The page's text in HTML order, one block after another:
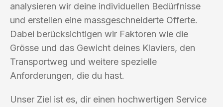
analysieren wir deine individuellen Bedürfnisse
und erstellen eine massgeschneiderte Offerte.
Dabei berücksichtigen wir Faktoren wie die
Grösse und das Gewicht deines Klaviers, den
Transportweg und weitere spezielle
Anforderungen, die du hast.
Unser Ziel ist es, dir einen hochwertigen Service